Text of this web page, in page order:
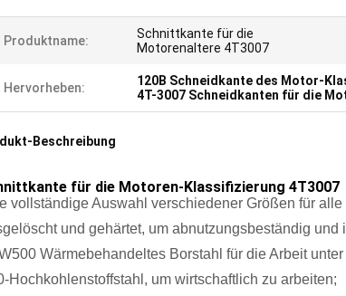
Produktname:
Schnittkante für die
Motorenaltere 4T3007
Hervorheben: 120B Schneidkante des Motor-
4T-3007 Schneidkanten für die
Beschreibung
für die Motoren-Klassifizierung 4T3007
vollständige Auswahl verschiedener Größen für
und gehärtet, um abnutzungsbeständig
Wärmebehandeltes Borstahl für die Arbeit
Hochkohlenstoffstahl, um wirtschaftlich zu arbeiten;